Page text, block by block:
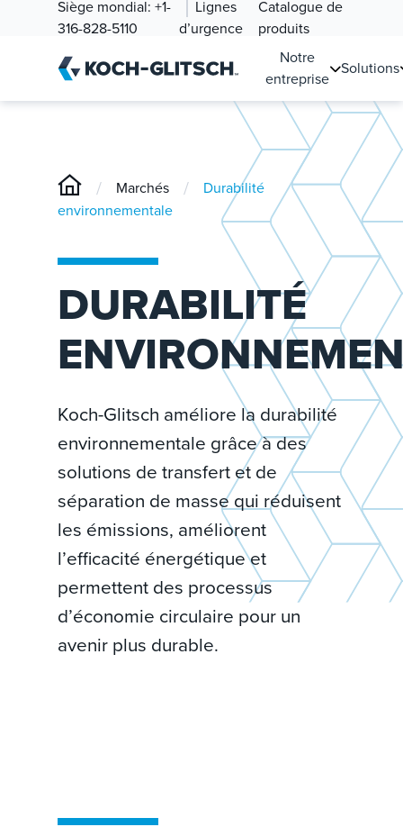
Siège mondial: +1-
316-828-5110
Lignes
d’urgence
Catalogue de
produits
Notre
entreprise
Solutions
/ Marchés /
Durabilité
environnementale
DURABILITÉ
Koch-Glitsch améliore la durabilité
environnementale grâce à des
solutions de transfert et de
séparation de masse qui réduisent
les émissions, améliorent
l’efficacité énergétique et
permettent des processus
d’économie circulaire pour un
avenir plus durable.